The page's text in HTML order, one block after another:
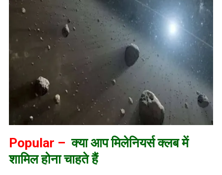
Popular –क्या आप मिलेनियर्स क्लब में
शामिल होना चाहते हैं